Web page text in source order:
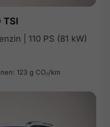
TSI
| 110 PS (81 kW)
123 g CO₂/km